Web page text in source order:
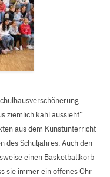
ziemlich kahl aussieht“
aus dem Kunstunterricht
des Schuljahres. Auch den
einen Basketballkorb
sie immer ein offenes Ohr